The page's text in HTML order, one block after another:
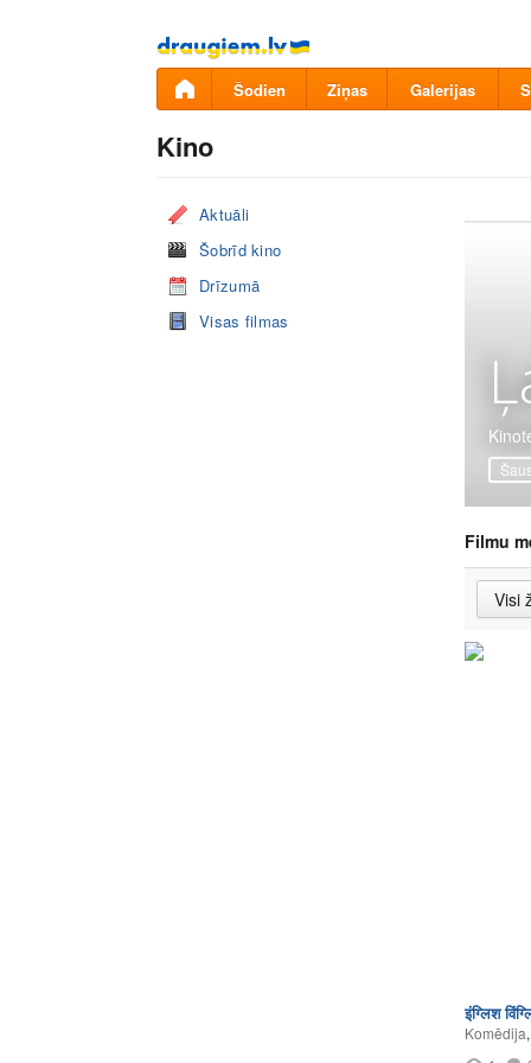
Pāriet
uz
saturu
Šodien Ziņas Galerijas
Kino
Aktuāli
Šobrīd kino
Drīzumā
Visas filmas
Filmu
इंग्लिश
Komēdija,